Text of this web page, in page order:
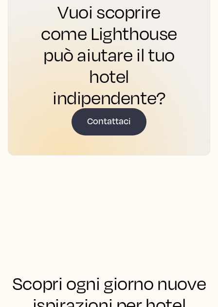
Vuoi scoprire
come Lighthouse
può aiutare il tuo
hotel
indipendente?
Contattaci
Scopri ogni giorno nuove